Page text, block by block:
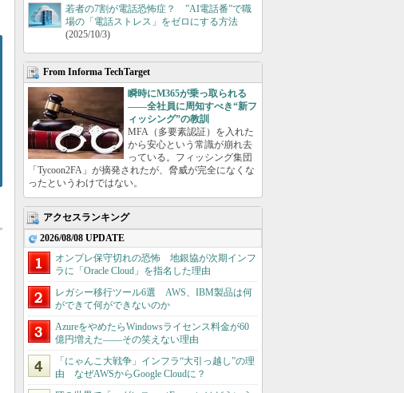
若者の7割が電話恐怖症？ ”AI電話番”で職
場の「電話ストレス」をゼロにする方法
(2025/10/3)
From Informa TechTarget
瞬時にM365が乗っ取られる
――全社員に周知すべき“新フ
ィッシング”の教訓
MFA（多要素認証）を入れた
から安心という常識が崩れ去
っている。フィッシング集団
「Tycoon2FA」が摘発されたが、脅威が完全になくな
ったというわけではない。
アクセスランキング
2026/08/08 UPDATE
オンプレ保守切れの恐怖 地銀協が次期インフ
ラに「Oracle Cloud」を指名した理由
レガシー移行ツール6選 AWS、IBM製品は何
ができて何ができないのか
AzureをやめたらWindowsライセンス料金が60
億円増えた――その笑えない理由
「にゃんこ大戦争」インフラ“大引っ越し”の理
由 なぜAWSからGoogle Cloudに？